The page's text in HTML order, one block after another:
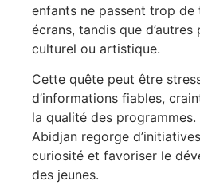
enfants ne passent trop de
écrans, tandis que
culturel ou artistique.
Cette quête peut être
d’informations fiables,
la qualité des programmes.
Abidjan regorge
curiosité et favoriser le
des jeunes.